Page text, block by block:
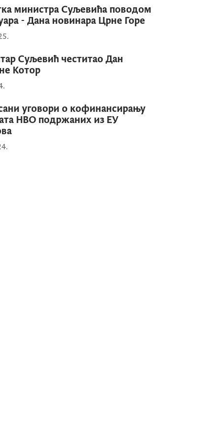
министра Суљевића поводом
- Дана новинара Црне Горе
Суљевић честитао Дан
Котор
уговори о кофинансирању
НВО подржаних из ЕУ